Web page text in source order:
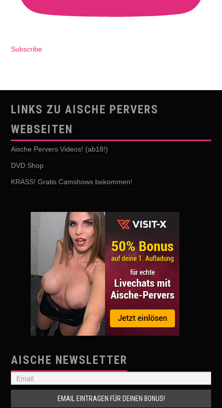
Subscribe
LINKS ZU AISCHE PERVERS
WEBSEITEN
Aische Pervers Videos! (ab18!)
DVD Shop
KRASS! Gratis Camshows bekommen!
AISCHE NEWSLETTER